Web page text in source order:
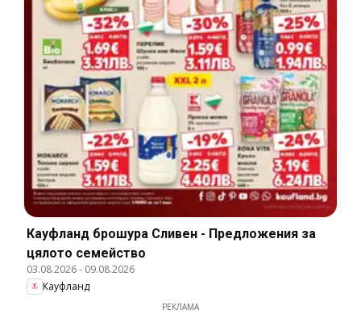
Кауфланд брошура Сливен - Предложения за
цялото семейство
03.08.2026- 09.08.2026
Кауфланд
РЕКЛАМА